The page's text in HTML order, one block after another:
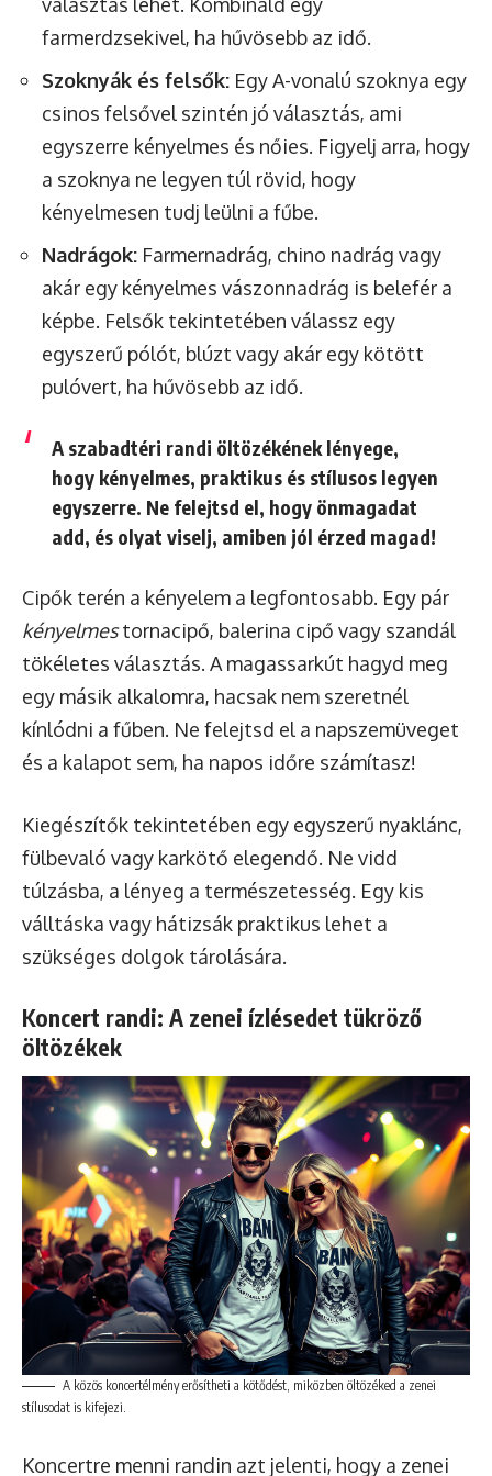
farmerdzsekivel, ha hűvösebb az idő.
Szoknyák és felsők: Egy A-vonalú szoknya egy
csinos felsővel szintén jó választás, ami
egyszerre kényelmes és nőies. Figyelj arra, hogy
a szoknya ne legyen túl rövid, hogy
kényelmesen tudj leülni a fűbe.
Nadrágok: Farmernadrág, chino nadrág vagy
akár egy kényelmes vászonnadrág is belefér a
képbe. Felsők tekintetében válassz egy
egyszerű pólót, blúzt vagy akár egy kötött
pulóvert, ha hűvösebb az idő.
A szabadtéri randi öltözékének lényege,
hogy kényelmes, praktikus és stílusos legyen
egyszerre. Ne felejtsd el, hogy önmagadat
add, és olyat viselj, amiben jól érzed magad!
Cipők terén a kényelem a legfontosabb. Egy pár
kényelmestornacipő, balerina cipő vagy szandál
tökéletes választás. A magassarkút hagyd meg
egy másik alkalomra, hacsak nem szeretnél
kínlódni a fűben. Ne felejtsd el a napszemüveget
és a kalapot sem, ha napos időre számítasz!
Kiegészítők tekintetében egy egyszerű nyaklánc,
fülbevaló vagy karkötő elegendő. Ne vidd
túlzásba, a lényeg a természetesség. Egy kis
válltáska vagy hátizsák praktikus lehet a
szükséges dolgok tárolására.
Koncert randi: A zenei ízlésedet tükröző
öltözékek
A közös koncertélmény erősítheti a kötődést, miközben öltözéked a zenei
stílusodat is kifejezi.
Koncertre menni randin azt jelenti, hogy a zenei